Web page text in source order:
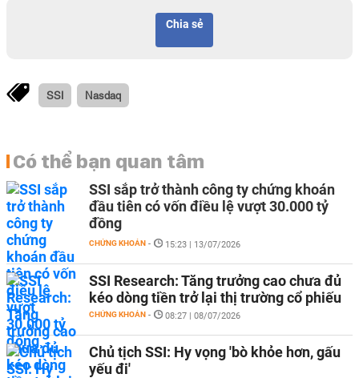
Chia sẻ
SSI Nasdaq
Có thể bạn quan tâm
SSI sắp trở thành công ty chứng khoán
đầu tiên có vốn điều lệ vượt 30.000 tỷ
đồng
CHỨNG KHOÁN - 15:23 | 13/07/2026
SSI Research: Tăng trưởng cao chưa đủ
kéo dòng tiền trở lại thị trường cổ phiếu
CHỨNG KHOÁN - 08:27 | 08/07/2026
Chủ tịch SSI: Hy vọng 'bò khỏe hơn, gấu
yếu đi'